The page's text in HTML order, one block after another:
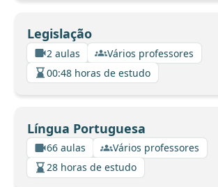
Legislação
2 aulas
Vários professores
00:48 horas de estudo
Língua Portuguesa
66 aulas
Vários professores
28 horas de estudo